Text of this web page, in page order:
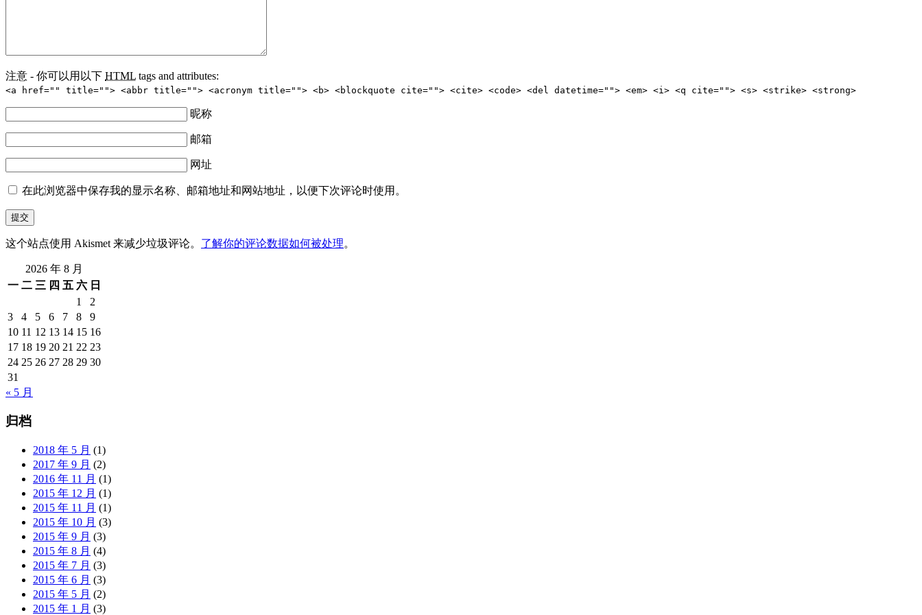
注意 - 你可以用以下 HTML tags and attributes:
<a href="" title=""> <abbr title=""> <acronym title=""> <b> <blockquote cite=""> <cite> <code> <del datetime=""> <em> <i> <q cite=""> <s> <strike> <strong>
昵称
邮箱
网址
在此浏览器中保存我的显示名称、邮箱地址和网站地址，以便下次评论时使用。
这个站点使用 Akismet 来减少垃圾评论。 了解你的评论数据如何被处理。
2026 年 8 月
一 二 三 四 五 六 日
1
2
3
4 5 6 7 8
9
10 11 12 13 14 15 16
17 18 19 20 21 22 23
24 25 26 27 28 29 30
31
« 5 月
归档
2018 年 5 月 (1)
2017 年 9 月 (2)
2016 年 11 月 (1)
2015 年 12 月 (1)
2015 年 11 月 (1)
2015 年 10 月 (3)
2015 年 9 月 (3)
2015 年 8 月 (4)
2015 年 7 月 (3)
2015 年 6 月 (3)
2015 年 5 月 (2)
2015 年 1 月 (3)